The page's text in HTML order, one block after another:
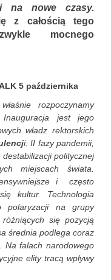
na nowe czasy.
z całością tego
mocnego
5 października
rozpoczynamy
Inauguracja jest jego
władz rektorskich
i: II fazy pandemii,
politycznej
miejscach świata.
i często
kultur. Technologia
polaryzacji na grupy
się pozycją
średnia podlega coraz
Na falach narodowego
elity tracą wpływy